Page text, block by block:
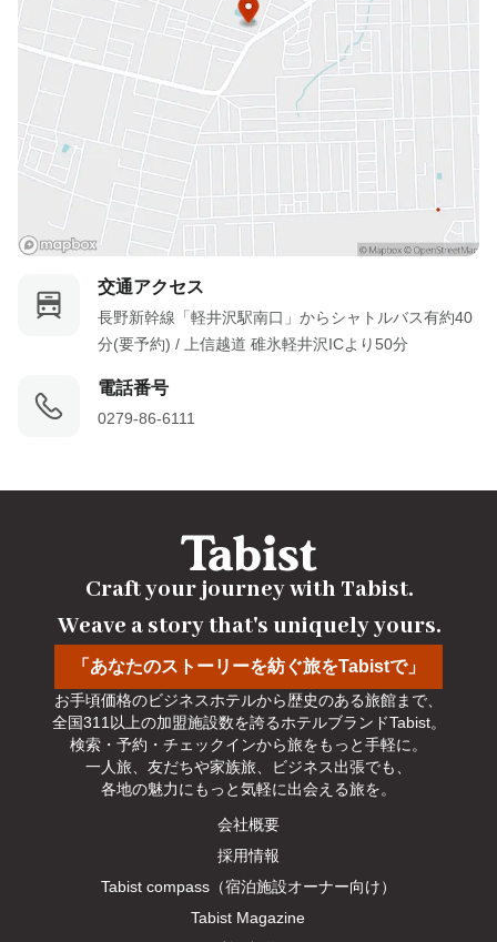
アナフィラキシーショックを起こす、エピペン、または飲み薬を
処方している等お知らせください。
交通アクセス
長野新幹線「軽井沢駅南口」からシャトルバス有約40
分(要予約) / 上信越道 碓氷軽井沢ICより50分
電話番号
0279-86-6111
「あなたのストーリーを紡ぐ旅をTabistで」
Craft your journey with Tabist.
Weave a story that's uniquely yours.
お手頃価格のビジネスホテルから歴史のある旅館まで、
全国311以上の加盟施設数を誇るホテルブランドTabist。
検索・予約・チェックインから旅をもっと手軽に。
一人旅、友だちや家族旅、ビジネス出張でも、
各地の魅力にもっと気軽に出会える旅を。
会社概要
採用情報
Tabist compass（宿泊施設オーナー向け）
Tabist Magazine